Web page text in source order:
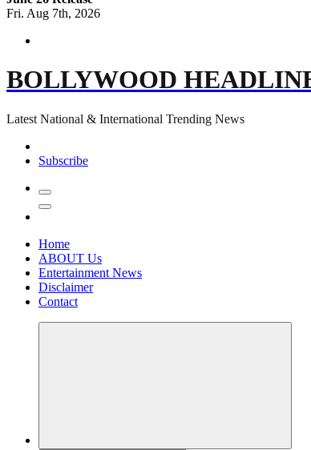
Fri. Aug 7th, 2026
BOLLYWOOD
Latest National & International Trending News
Subscribe
Home
ABOUT Us
Entertainment News
Disclaimer
Contact